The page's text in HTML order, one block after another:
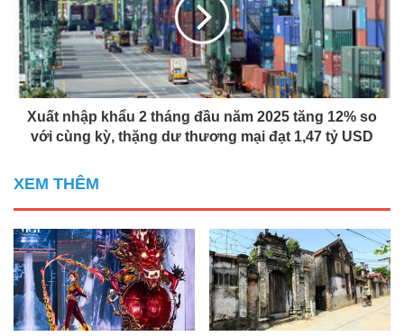
Xuất nhập khẩu 2 tháng đầu năm 2025 tăng 12% so
với cùng kỳ, thặng dư thương mại đạt 1,47 tỷ USD
XEM THÊM